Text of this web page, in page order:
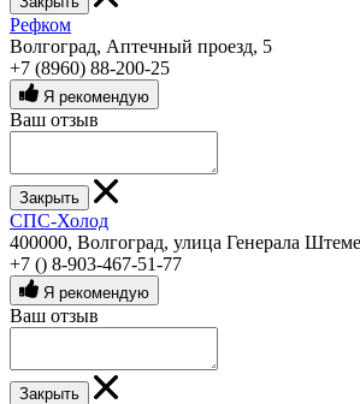
Рефком
Волгоград, Аптечный проезд, 5
+7 (8960) 88-200-25
Я рекомендую
Ваш отзыв
Закрыть
СПС-Холод
400000, Волгоград, улица Генерала
+7 () 8-903-467-51-77
Я рекомендую
Ваш отзыв
Закрыть